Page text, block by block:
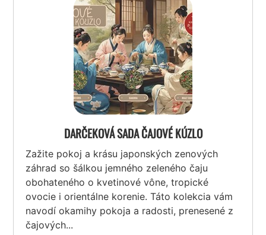
DARČEKOVÁ SADA ČAJOVÉ KÚZLO
Zažite pokoj a krásu japonských zenových
záhrad so šálkou jemného zeleného čaju
obohateného o kvetinové vône, tropické
ovocie i orientálne korenie. Táto kolekcia vám
navodí okamihy pokoja a radosti, prenesené z
čajových...